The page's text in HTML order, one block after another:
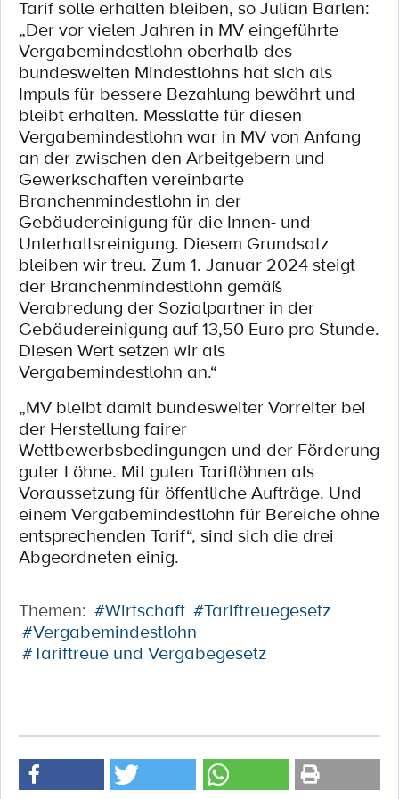
Tarif solle erhalten bleiben, so Julian Barlen:
„Der vor vielen Jahren in MV eingeführte
Vergabemindestlohn oberhalb des
bundesweiten Mindestlohns hat sich als
Impuls für bessere Bezahlung bewährt und
bleibt erhalten. Messlatte für diesen
Vergabemindestlohn war in MV von Anfang
an der zwischen den Arbeitgebern und
Gewerkschaften vereinbarte
Branchenmindestlohn in der
Gebäudereinigung für die Innen- und
Unterhaltsreinigung. Diesem Grundsatz
bleiben wir treu. Zum 1. Januar 2024 steigt
der Branchenmindestlohn gemäß
Verabredung der Sozialpartner in der
Gebäudereinigung auf 13,50 Euro pro Stunde.
Diesen Wert setzen wir als
Vergabemindestlohn an.“
„MV bleibt damit bundesweiter Vorreiter bei
der Herstellung fairer
Wettbewerbsbedingungen und der Förderung
guter Löhne. Mit guten Tariﬂöhnen als
Voraussetzung für öﬀentliche Aufträge. Und
einem Vergabemindestlohn für Bereiche ohne
entsprechenden Tarif“, sind sich die drei
Abgeordneten einig.
Themen: #Wirtschaft #Tariftreuegesetz
#Vergabemindestlohn
#Tariftreue und Vergabegesetz